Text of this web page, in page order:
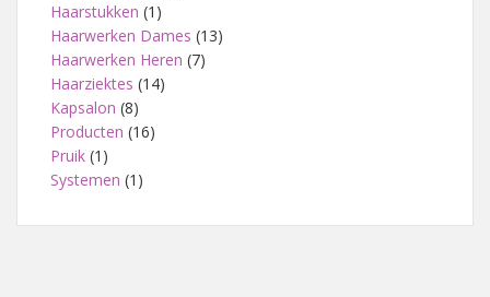
Haarstukken (1)
Haarwerken Dames (13)
Haarwerken Heren (7)
Haarziektes (14)
Kapsalon (8)
Producten (16)
Pruik (1)
Systemen (1)